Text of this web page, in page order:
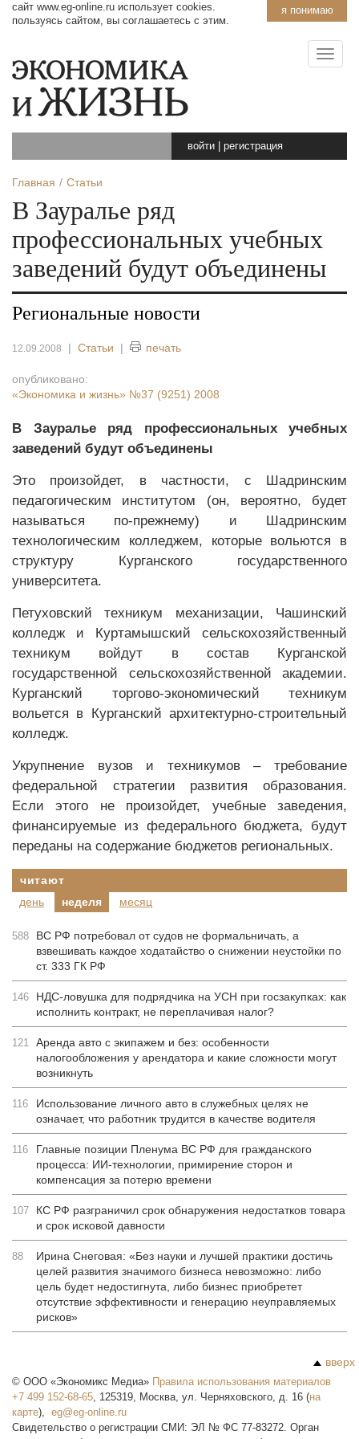
я понимаю
сайт www.eg-online.ru использует cookies.
пользуясь сайтом, вы соглашаетесь с этим.
войти регистрация
Главная Статьи
В Зауралье ряд
профессиональных учебных
заведений будут объединены
Региональные новости
12.09.2008 | Статьи | печать
опубликовано:
«Экономика и жизнь» №37 (9251) 2008
В Зауралье ряд профессиональных учебных
заведений будут объединены
Это произойдет, в частности, с Шадринским
педагогическим институтом (он, вероятно, будет
называться по-прежнему) и Шадринским
технологическим колледжем, которые вольются в
структуру Курганского государственного
университета.
Петуховский техникум механизации, Чашинский
колледж и Куртамышский сельскохозяйственный
техникум войдут в состав Курганской
государственной сельскохозяйственной академии.
Курганский торгово-экономический техникум
вольется в Курганский архитектурно-строительный
колледж.
Укрупнение вузов и техникумов – требование
федеральной стратегии развития образования.
Если этого не произойдет, учебные заведения,
финансируемые из федерального бюджета, будут
переданы на содержание бюджетов региональных.
читают
день
неделя месяц
588
ВС РФ потребовал от судов не формальничать, а
взвешивать каждое ходатайство о снижении неустойки по
ст. 333 ГК РФ
146
НДС-ловушка для подрядчика на УСН при госзакупках: как
исполнить контракт, не переплачивая налог?
121 Аренда авто с экипажем и без: особенности
налогообложения у арендатора и какие сложности могут
возникнуть
116
Использование личного авто в служебных целях не
означает, что работник трудится в качестве водителя
116
Главные позиции Пленума ВС РФ для гражданского
процесса: ИИ-технологии, примирение сторон и
компенсация за потерю времени
107
КС РФ разграничил срок обнаружения недостатков товара
и срок исковой давности
88
Ирина Снеговая: «Без науки и лучшей практики достичь
целей развития значимого бизнеса невозможно: либо
цель будет недостигнута, либо бизнес приобретет
отсутствие эффективности и генерацию неуправляемых
рисков»
вверх
© ООО «Экономикс Медиа» Правила использования материалов
+7 499 152-68-65, 125319, Москва, ул. Черняховского, д. 16 (на
карте),
Свидетельство о регистрации СМИ: ЭЛ № ФС 77-83272. Орган